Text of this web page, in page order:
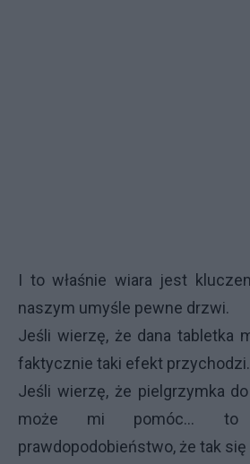
I to właśnie wiara jest
naszym umyśle pewne drzwi.
Jeśli wierzę, że dana tabletka
faktycznie taki efekt przychodzi.
Jeśli wierzę, że pielgrzymka
może mi pomóc... to
prawdopodobieństwo, że tak się